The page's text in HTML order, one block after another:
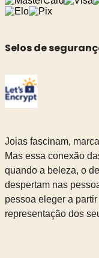
Selos de
Joias fascinam,
Mas essa conexão
quando a beleza, o
despertam nas
pessoa eleger a
representação dos